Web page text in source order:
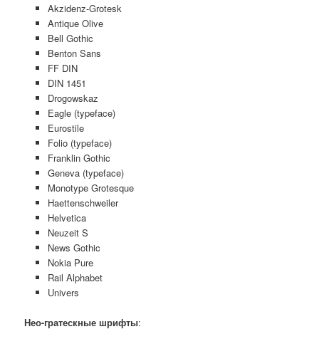
Akzidenz-Grotesk
Antique Olive
Bell Gothic
Benton Sans
FF DIN
DIN 1451
Drogowskaz
Eagle (typeface)
Eurostile
Folio (typeface)
Franklin Gothic
Geneva (typeface)
Monotype Grotesque
Haettenschweiler
Helvetica
Neuzeit S
News Gothic
Nokia Pure
Rail Alphabet
Univers
Нео-гратескные шрифты: